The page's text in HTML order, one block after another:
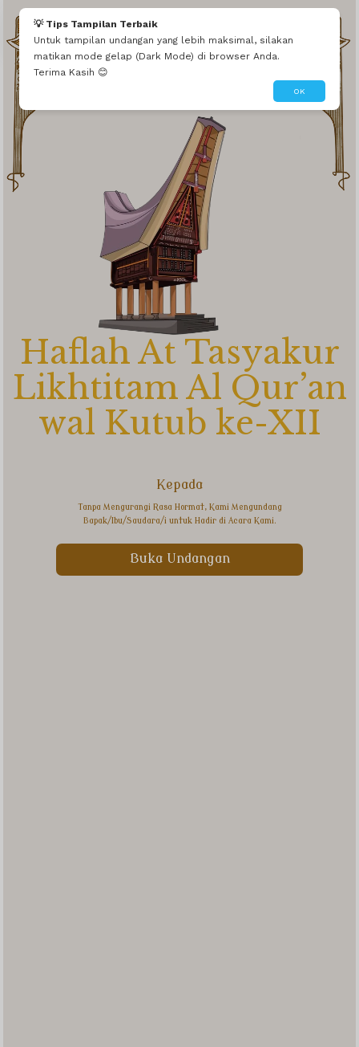
💡 Tips Tampilan Terbaik
Untuk tampilan undangan yang lebih maksimal, silakan
matikan mode gelap (Dark Mode) di browser Anda.
Terima Kasih 😊
OK
We Invited You To
Haflah At Tasyakur
Likhtitam Al Qur’an
wal Kutub ke-XII
Kepada
Tanpa Mengurangi Rasa Hormat, Kami Mengundang
Bapak/Ibu/Saudara/i untuk Hadir di Acara Kami.
Buka Undangan
Bapak Budi